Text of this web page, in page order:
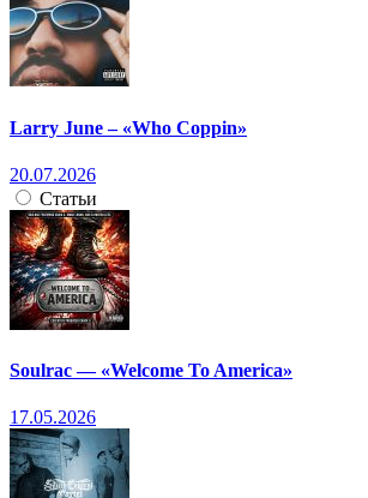
Larry June – «Who Coppin»
20.07.2026
Статьи
Soulrac — «Welcome To America»
17.05.2026